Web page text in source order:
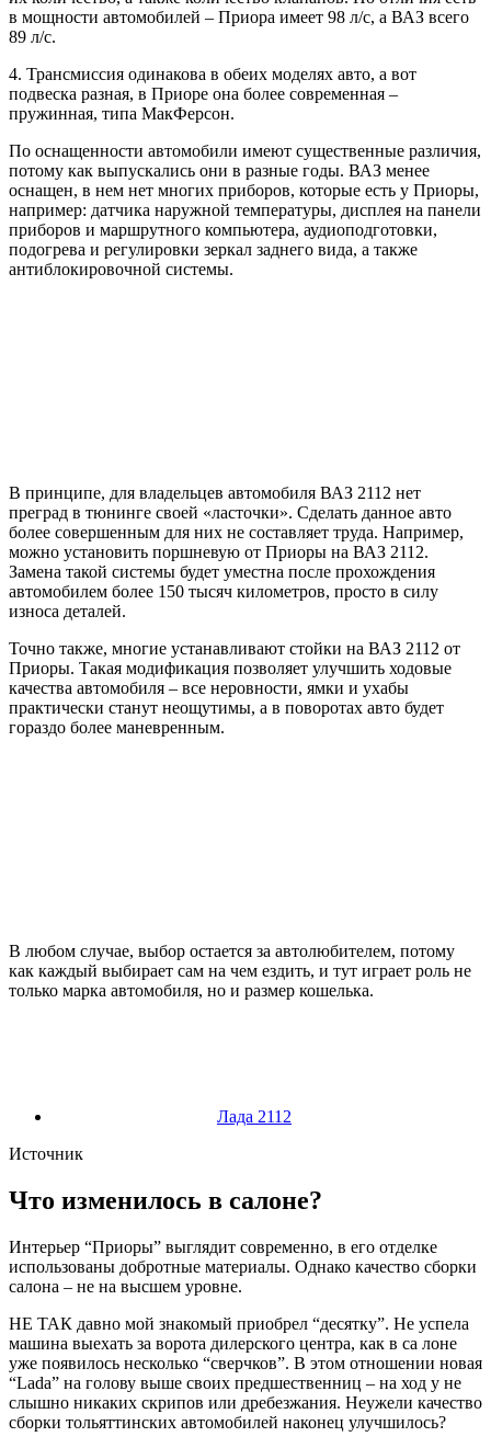
в мощности автомобилей – Приора имеет 98 л/c, а ВАЗ всего
89 л/с.
4. Трансмиссия одинакова в обеих моделях авто, а вот
подвеска разная, в Приоре она более современная –
пружинная, типа МакФерсон.
По оснащенности автомобили имеют существенные различия,
потому как выпускались они в разные годы. ВАЗ менее
оснащен, в нем нет многих приборов, которые есть у Приоры,
например: датчика наружной температуры, дисплея на панели
приборов и маршрутного компьютера, аудиоподготовки,
подогрева и регулировки зеркал заднего вида, а также
антиблокировочной системы.
В принципе, для владельцев автомобиля ВАЗ 2112 нет
преград в тюнинге своей «ласточки». Сделать данное авто
более совершенным для них не составляет труда. Например,
можно установить поршневую от Приоры на ВАЗ 2112.
Замена такой системы будет уместна после прохождения
автомобилем более 150 тысяч километров, просто в силу
износа деталей.
Точно также, многие устанавливают стойки на ВАЗ 2112 от
Приоры. Такая модификация позволяет улучшить ходовые
качества автомобиля – все неровности, ямки и ухабы
практически станут неощутимы, а в поворотах авто будет
гораздо более маневренным.
В любом случае, выбор остается за автолюбителем, потому
как каждый выбирает сам на чем ездить, и тут играет роль не
только марка автомобиля, но и размер кошелька.
Лада 2112
Источник
Что изменилось в салоне?
Интерьер “Приоры” выглядит современно, в его отделке
использованы добротные материалы. Однако качество сборки
салона – не на высшем уровне.
НЕ ТАК давно мой знакомый приобрел “десятку”. Не успела
машина выехать за ворота дилерского центра, как в са лоне
уже появилось несколько “сверчков”. В этом отношении новая
“Lada” на голову выше своих предшественниц – на ход у не
слышно никаких скрипов или дребезжания. Неужели качество
сборки тольяттинских автомобилей наконец улучшилось?